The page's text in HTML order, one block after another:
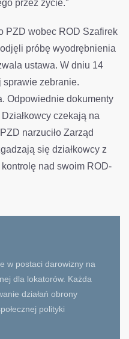
przez życie.”
PZD wobec ROD Szafirek
próbę wyodrębnienia
ustawa. W dniu 14
sprawie zebranie.
Odpowiednie dokumenty
czekają na
narzuciło Zarząd
się działkowcy z
nad swoim ROD-
w postaci darowizny na
dla lokatorów. Każda
działań obrony
polityki